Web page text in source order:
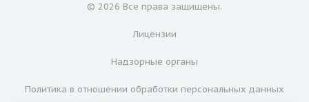
© 2026 Все права защищены.
Лицензии
Надзорные органы
Политика в отношении обработки персональных данных